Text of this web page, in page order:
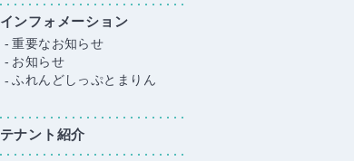
インフォメーション
重要なお知らせ
お知らせ
ふれんどしっぷとまりん
テナント紹介